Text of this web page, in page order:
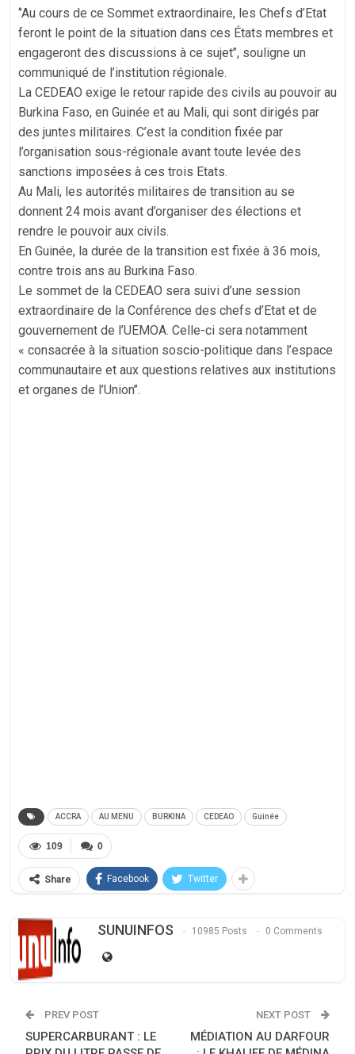
‘’Au cours de ce Sommet extraordinaire, les Chefs d’Etat
feront le point de la situation dans ces États membres et
engageront des discussions à ce sujet’’, souligne un
communiqué de l’institution régionale.
La CEDEAO exige le retour rapide des civils au pouvoir au
Burkina Faso, en Guinée et au Mali, qui sont dirigés par
des juntes militaires. C’est la condition fixée par
l’organisation sous-régionale avant toute levée des
sanctions imposées à ces trois Etats.
Au Mali, les autorités militaires de transition au se
donnent 24 mois avant d’organiser des élections et
rendre le pouvoir aux civils.
En Guinée, la durée de la transition est fixée à 36 mois,
contre trois ans au Burkina Faso.
Le sommet de la CEDEAO sera suivi d’une session
extraordinaire de la Conférence des chefs d’Etat et de
gouvernement de l’UEMOA. Celle-ci sera notamment
« consacrée à la situation soscio-politique dans l’espace
communautaire et aux questions relatives aux institutions
et organes de l’Union’’.
ACCRA AU MENU BURKINA CEDEAO Guinée
0
109
Share Facebook Twitter
SUNUINFOS 10985 Posts 0 Comments
PREV POST
SUPERCARBURANT : LE
NEXT POST
MÉDIATION AU DARFOUR